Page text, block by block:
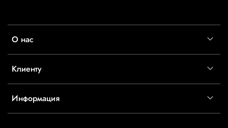
О нас
Клиенту
Информация